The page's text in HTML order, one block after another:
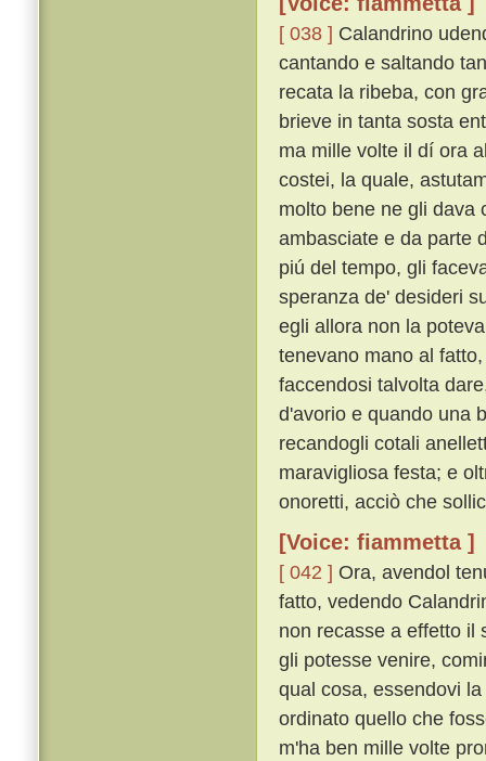
[ 038 ] Calandrino
cantando e saltando
recata la ribeba, con
brieve in tanta sosta
ma mille volte il dí ora
costei, la quale,
molto bene ne gli dava
ambasciate e da parte
piú del tempo, gli
speranza de' desideri
egli allora non la
tenevano mano al
faccendosi talvolta
d'avorio e quando una
recandogli cotali
maravigliosa festa; e
onoretti, acciò che
[Voice: fiammetta ]
[ 042 ] Ora, avendol
fatto, vedendo
non recasse a effetto il
gli potesse venire,
qual cosa, essendovi
ordinato quello che
m'ha ben mille volte